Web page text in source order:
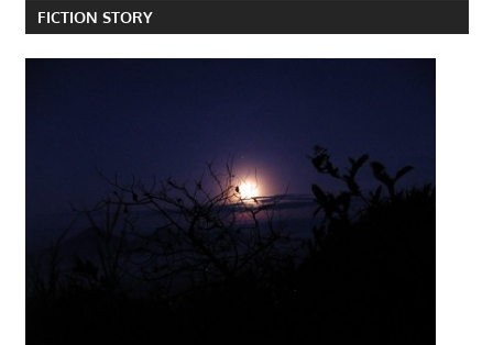
FICTION STORY